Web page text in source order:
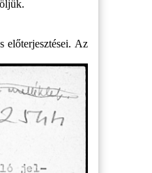
előterjesztései. Az